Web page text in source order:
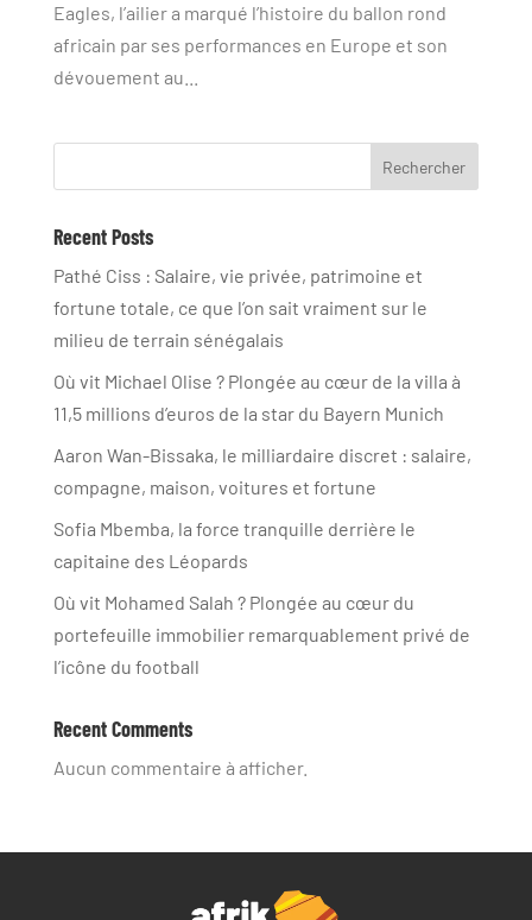
Eagles, l’ailier a marqué l’histoire du ballon rond
africain par ses performances en Europe et son
dévouement au...
Rechercher
Recent Posts
Pathé Ciss : Salaire, vie privée, patrimoine et
fortune totale, ce que l’on sait vraiment sur le
milieu de terrain sénégalais
Où vit Michael Olise ? Plongée au cœur de la villa à
11,5 millions d’euros de la star du Bayern Munich
Aaron Wan-Bissaka, le milliardaire discret : salaire,
compagne, maison, voitures et fortune
Sofia Mbemba, la force tranquille derrière le
capitaine des Léopards
Où vit Mohamed Salah ? Plongée au cœur du
portefeuille immobilier remarquablement privé de
l’icône du football
Recent Comments
Aucun commentaire à afficher.